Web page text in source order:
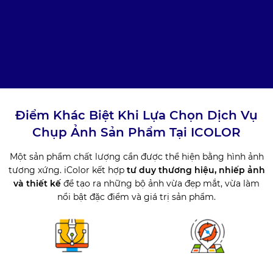
Điểm Khác Biệt Khi Lựa Chọn Dịch Vụ
Chụp Ảnh Sản Phẩm Tại ICOLOR
Một sản phẩm chất lượng cần được thể hiện bằng hình ảnh
tương xứng. iColor kết hợp tư duy thương hiệu, nhiếp ảnh
và thiết kế để tạo ra những bộ ảnh vừa đẹp mắt, vừa làm
nổi bật đặc điểm và giá trị sản phẩm.